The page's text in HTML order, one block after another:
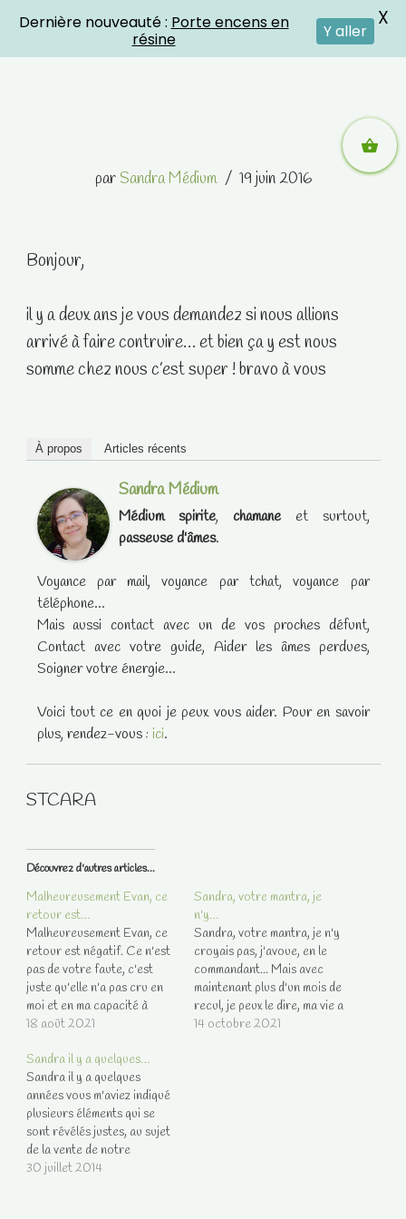
par Sandra Médium 19 juin 2016
Bonjour,
il y a deux ans je vous demandez si nous allions
arrivé à faire contruire… et bien ça y est nous
somme chez nous c’est super ! bravo à vous
À propos Articles récents
Sandra Médium
Médium spirite, chamaneet surtout,
passeuse d'âmes.
Voyance par mail, voyance par tchat, voyance par
téléphone...
Mais aussi contact avec un de vos proches défunt,
Contact avec votre guide, Aider les âmes perdues,
Soigner votre énergie...
Voici tout ce en quoi je peux vous aider. Pour en savoir
plus, rendez-vous : ici.
STCARA
Découvrez d'autres articles...
Malheureusement Evan, ce
retour est…
Malheureusement Evan, ce
retour est négatif. Ce n'est
pas de votre faute, c'est
juste qu'elle n'a pas cru en
moi et en ma capacité à
changer... Je vous remercie
bienveillance et surtout, de
votre honnêteté. A bientôt.
18 août 2021
Sandra, votre mantra, je
n'y…
Sandra, votre mantra, je n'y
croyais pas, j'avoue, en le
commandant... Mais avec
maintenant plus d'un mois de
recul, je peux le dire, ma vie a
commencé à changer ! Je
14 octobre 2021
Sandra il y a quelques…
Sandra il y a quelques
années vous m'aviez indiqué
plusieurs éléments qui se
sont révélés justes, au sujet
de la vente de notre
entreprise, de mon fils qui
30 juillet 2014
Dernière nouveauté : Porte encens en
résine
Y aller
X
Crystal Energies